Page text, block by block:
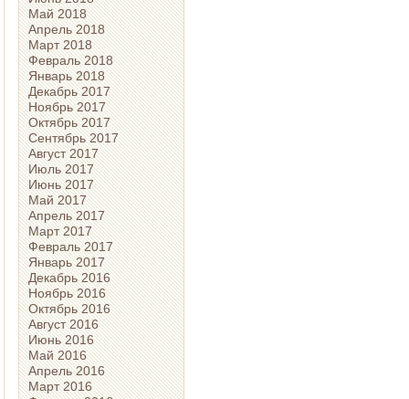
Май 2018
Апрель 2018
Март 2018
Февраль 2018
Январь 2018
Декабрь 2017
Ноябрь 2017
Октябрь 2017
Сентябрь 2017
Август 2017
Июль 2017
Июнь 2017
Май 2017
Апрель 2017
Март 2017
Февраль 2017
Январь 2017
Декабрь 2016
Ноябрь 2016
Октябрь 2016
Август 2016
Июнь 2016
Май 2016
Апрель 2016
Март 2016